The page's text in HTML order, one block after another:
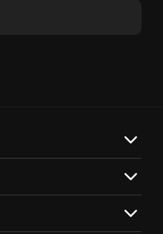
습니다. 동료의 암
운명: 과거의 작은 행
미래를 송두리째 뒤
리는 선택은 다른 인
.